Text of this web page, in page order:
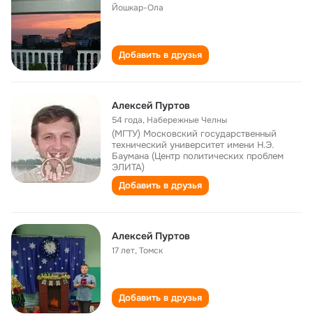
Йошкар-Ола
Добавить в друзья
Алексей Пуртов
54 года, Набережные Челны
(МГТУ) Московский государственный
технический университет имени Н.Э.
Баумана (Центр политических проблем
ЭЛИТА)
Добавить в друзья
Алексей Пуртов
17 лет,Томск
Добавить в друзья